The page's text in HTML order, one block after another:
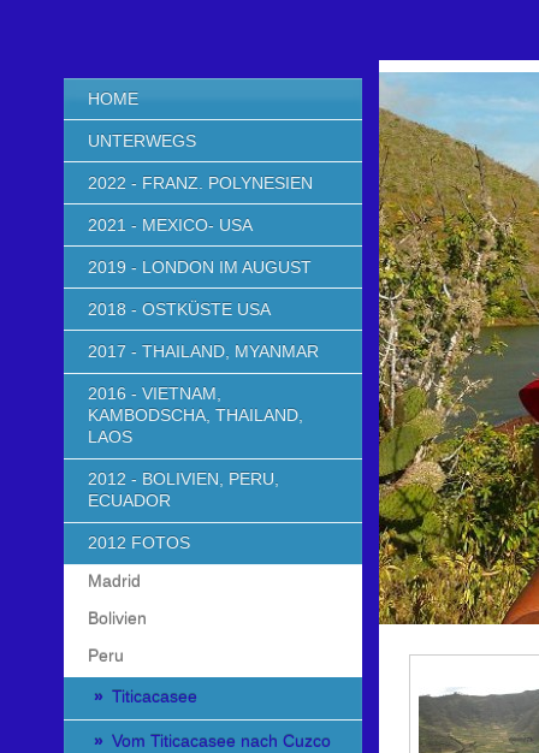
HOME
UNTERWEGS
2022 - FRANZ. POLYNESIEN
2021 - MEXICO- USA
2019 - LONDON IM AUGUST
2018 - OSTKÜSTE USA
2017 - THAILAND, MYANMAR
2016 - VIETNAM,
KAMBODSCHA, THAILAND,
LAOS
2012 - BOLIVIEN, PERU,
ECUADOR
2012 FOTOS
Madrid
Bolivien
Peru
Titicacasee
Vom Titicacasee nach Cuzco